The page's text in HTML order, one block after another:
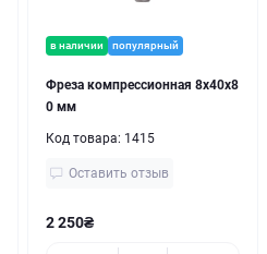
в наличии популярный
Фреза компрессионная 8х40х8
0 мм
Код товара: 1415
Оставить отзыв
2 250₴